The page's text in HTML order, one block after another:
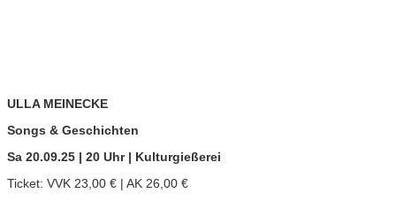
ULLA MEINECKE
Songs & Geschichten
Sa 20.09.25 | 20 Uhr | Kulturgießerei
Ticket: VVK 23,00 € | AK 26,00 €